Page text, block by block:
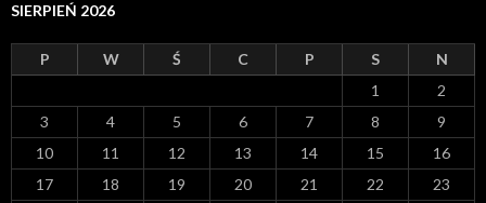
i
a
SIERPIEŃ 2026
P W Ś C P S N
1
2
3
4 5 6 7 8
9
10
11 12 13 14 15
16
17
18 19 20 21 22
23